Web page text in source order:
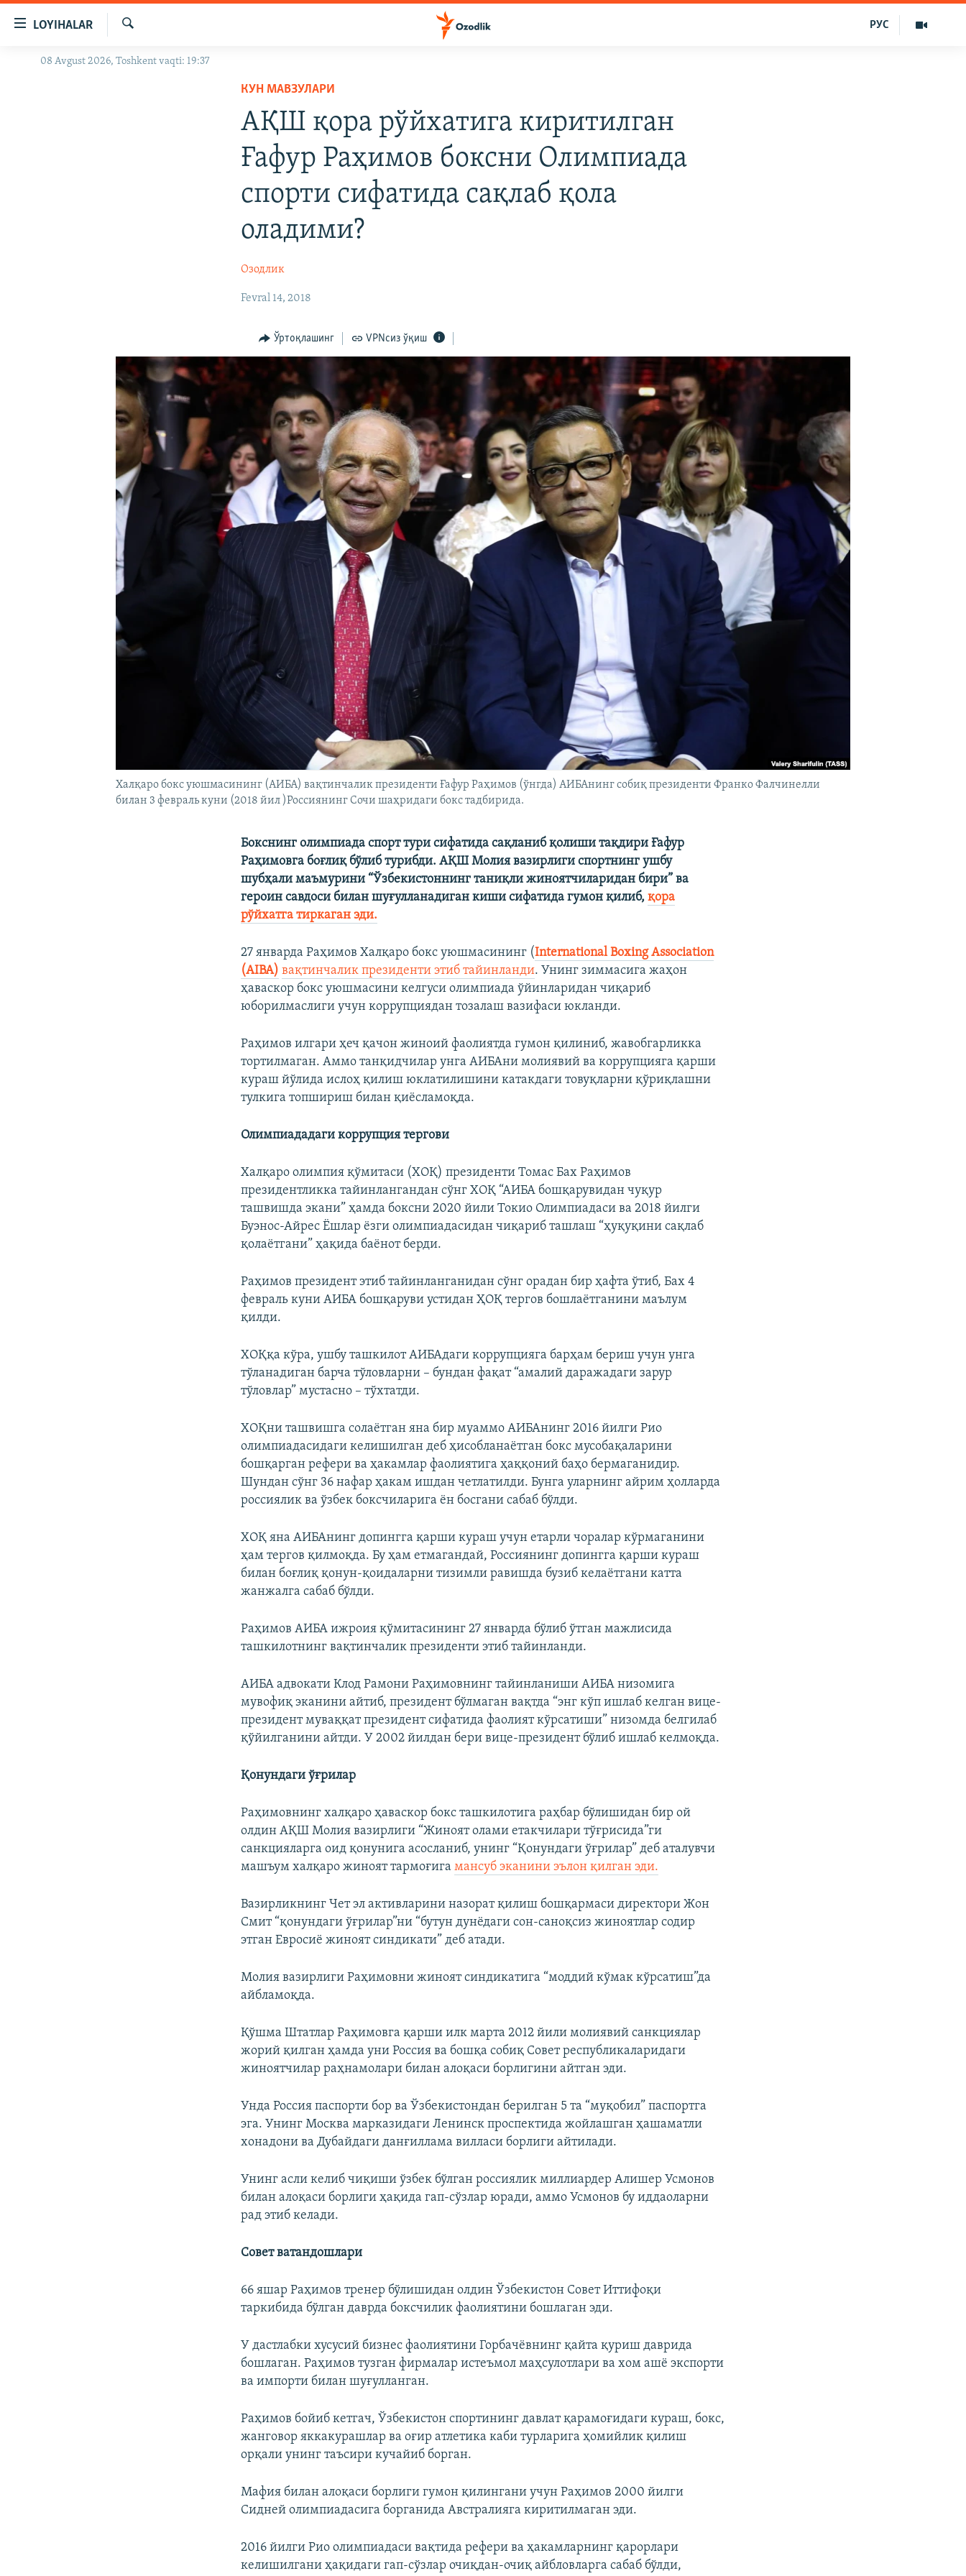
Бош
LOYIHALAR
OZODLIK SURISHTIRUVLARI
Излаш
РУС
08 Avgust 2026, Toshkent vaqti: 19:37
КУН МАВЗУЛАРИ
АҚШ қора рўйхатига киритилган
Ғафур Раҳимов боксни Олимпиада
спорти сифатида сақлаб қола
оладими?
Озодлик
Fevral 14, 2018
Ўртоқлашинг VPNсиз ўқиш
Халқаро бокс уюшмасининг (АИБА) вақтинчалик президенти Ғафур Раҳимов (ўнгда) АИБАнинг собиқ президенти Франко Фалчинелли
билан 3 февраль куни (2018 йил )Россиянинг Сочи шаҳридаги бокс тадбирида.
Бокснинг олимпиада спорт тури сифатида сақланиб қолиши тақдири Ғафур
Раҳимовга боғлиқ бўлиб турибди. АҚШ Молия вазирлиги спортнинг ушбу
шубҳали маъмурини “Ўзбекистоннинг таниқли жиноятчиларидан бири” ва
героин савдоси билан шуғулланадиган киши сифатида гумон қилиб,қора
рўйхатга тиркаган эди.
27 январда Раҳимов Халқаро бокс уюшмасининг (International Boxing Association
(AIBA) вақтинчалик президенти этиб тайинланди. Унинг зиммасига жаҳон
ҳаваскор бокс уюшмасини келгуси олимпиада ўйинларидан чиқариб
юборилмаслиги учун коррупциядан тозалаш вазифаси юкланди.
Раҳимов илгари ҳеч қачон жиноий фаолиятда гумон қилиниб, жавобгарликка
тортилмаган. Аммо танқидчилар унга АИБАни молиявий ва коррупцияга қарши
кураш йўлида ислоҳ қилиш юклатилишини катакдаги товуқларни қўриқлашни
тулкига топшириш билан қиёсламоқда.
Олимпиададаги коррупция тергови
Халқаро олимпия қўмитаси (ХОҚ) президенти Томас Бах Раҳимов
президентликка тайинлангандан сўнг ХОҚ “АИБА бошқарувидан чуқур
ташвишда экани” ҳамда боксни 2020 йили Токио Олимпиадаси ва 2018 йилги
Буэнос-Айрес Ёшлар ёзги олимпиадасидан чиқариб ташлаш “ҳуқуқини сақлаб
қолаётгани” ҳақида баёнот берди.
Раҳимов президент этиб тайинланганидан сўнг орадан бир ҳафта ўтиб, Бах 4
февраль куни АИБА бошқаруви устидан ҲОҚ тергов бошлаётганини маълум
қилди.
ХОҚқа кўра, ушбу ташкилот АИБАдаги коррупцияга барҳам бериш учун унга
тўланадиган барча тўловларни – бундан фақат “амалий даражадаги зарур
тўловлар” мустасно – тўхтатди.
ХОҚни ташвишга солаётган яна бир муаммо АИБАнинг 2016 йилги Рио
олимпиадасидаги келишилган деб ҳисобланаётган бокс мусобақаларини
бошқарган рефери ва ҳакамлар фаолиятига ҳаққоний баҳо бермаганидир.
Шундан сўнг 36 нафар ҳакам ишдан четлатилди. Бунга уларнинг айрим ҳолларда
россиялик ва ўзбек боксчиларига ён босгани сабаб бўлди.
ХОҚ яна АИБАнинг допингга қарши кураш учун етарли чоралар кўрмаганини
ҳам тергов қилмоқда. Бу ҳам етмагандай, Россиянинг допингга қарши кураш
билан боғлиқ қонун-қоидаларни тизимли равишда бузиб келаётгани катта
жанжалга сабаб бўлди.
Раҳимов АИБА ижроия қўмитасининг 27 январда бўлиб ўтган мажлисида
ташкилотнинг вақтинчалик президенти этиб тайинланди.
АИБА адвокати Клод Рамони Раҳимовнинг тайинланиши АИБА низомига
мувофиқ эканини айтиб, президент бўлмаган вақтда “энг кўп ишлаб келган вице-
президент муваққат президент сифатида фаолият кўрсатиши” низомда белгилаб
қўйилганини айтди. У 2002 йилдан бери вице-президент бўлиб ишлаб келмоқда.
Қонундаги ўғрилар
Раҳимовнинг халқаро ҳаваскор бокс ташкилотига раҳбар бўлишидан бир ой
олдин АҚШ Молия вазирлиги “Жиноят олами етакчилари тўғрисида”ги
санкцияларга оид қонунига асосланиб, унинг “Қонундаги ўғрилар” деб аталувчи
машъум халқаро жиноят тармоғигамансуб эканини эълон қилган эди.
Вазирликнинг Чет эл активларини назорат қилиш бошқармаси директори Жон
Смит “қонундаги ўғрилар”ни “бутун дунёдаги сон-саноқсиз жиноятлар содир
этган Евросиё жиноят синдикати” деб атади.
Молия вазирлиги Раҳимовни жиноят синдикатига “моддий кўмак кўрсатиш”да
айбламоқда.
Қўшма Штатлар Раҳимовга қарши илк марта 2012 йили молиявий санкциялар
жорий қилган ҳамда уни Россия ва бошқа собиқ Совет республикаларидаги
жиноятчилар раҳнамолари билан алоқаси борлигини айтган эди.
Унда Россия паспорти бор ва Ўзбекистондан берилган 5 та “муқобил” паспортга
эга. Унинг Москва марказидаги Ленинск проспектида жойлашган ҳашаматли
хонадони ва Дубайдаги данғиллама вилласи борлиги айтилади.
Унинг асли келиб чиқиши ўзбек бўлган россиялик миллиардер Алишер Усмонов
билан алоқаси борлиги ҳақида гап-сўзлар юради, аммо Усмонов бу иддаоларни
рад этиб келади.
Совет ватандошлари
66 яшар Раҳимов тренер бўлишидан олдин Ўзбекистон Совет Иттифоқи
таркибида бўлган даврда боксчилик фаолиятини бошлаган эди.
У дастлабки хусусий бизнес фаолиятини Горбачёвнинг қайта қуриш даврида
бошлаган. Раҳимов тузган фирмалар истеъмол маҳсулотлари ва хом ашё экспорти
ва импорти билан шуғулланган.
Раҳимов бойиб кетгач, Ўзбекистон спортининг давлат қарамоғидаги кураш, бокс,
жанговор яккакурашлар ва оғир атлетика каби турларига ҳомийлик қилиш
орқали унинг таъсири кучайиб борган.
Мафия билан алоқаси борлиги гумон қилингани учун Раҳимов 2000 йилги
Сидней олимпиадасига борганида Австралияга киритилмаган эди.
2016 йилги Рио олимпиадаси вақтида рефери ва ҳакамларнинг қарорлари
келишилгани ҳақидаги гап-сўзлар очиқдан-очиқ айбловларга сабаб бўлди,